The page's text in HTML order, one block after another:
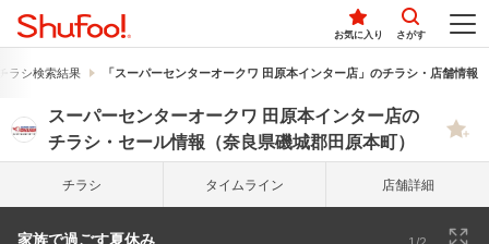
お気に入り さがす
ラシ検索結果 「スーパーセンターオークワ 田原本インター店」のチラシ・店舗情報
スーパーセンターオークワ 田原本インター店の
チラシ・セール情報（奈良県磯城郡田原本町）
チラシ タイム ライン 店舗詳細
家族で過ごす夏休み_